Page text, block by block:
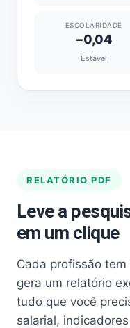
ESCOLARIDADE
−0,04
Estável
RELATÓRIO PDF
Leve a
em um clique
Cada profissão
gera um relatório
tudo que você
salarial,